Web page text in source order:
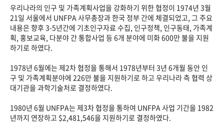
우리나라의 인구 및 가족계획사업을 강화하기 위한 협정이 1974년 3월
21일 서울에서 UNFPA 사무총장과 한국 정부 간에 체결되었고, 그 주요
내용은 향후 3-5년간에 기초인구자료 수집, 인구정책, 인구동태, 가족계
획, 홍보교육, 다분야 간 통합사업 등 6개 분야에 미화 600만 불을 지원
하기로 하였다.
1978년 6월에는 제2차 협정을 통해서 1978년부터 3년 6개월 동안 인
구 및 가족계획분야에 226만 불을 지원하기로 하고 우리나라 측 협력 상
대기관을 과학기술처로 결정하였다.
1980년 6월 UNFPA는 제3차 협정을 통하여 UNFPA 사업 기간을 1982
년까지 연장하고 $2,481,546을 지원하기로 결정하였다.